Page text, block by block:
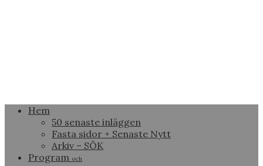
Hem
50 senaste inläggen
Fasta sidor + Senaste Nytt
Arkiv – SÖK
Program och